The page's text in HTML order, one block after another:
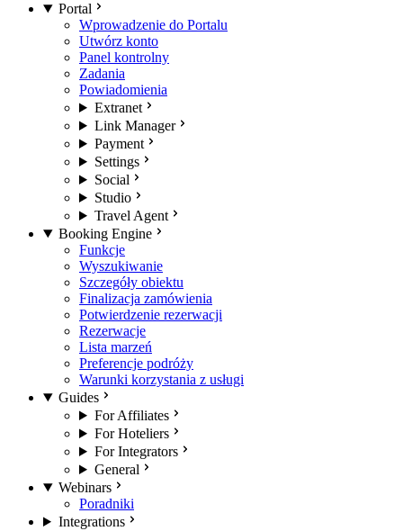
Portal
Wprowadzenie do Portalu
Utwórz konto
Panel kontrolny
Zadania
Powiadomienia
Extranet
Link Manager
Payment
Settings
Social
Studio
Travel Agent
Booking Engine
Funkcje
Wyszukiwanie
Szczegóły obiektu
Finalizacja zamówienia
Potwierdzenie rezerwacji
Rezerwacje
Lista marzeń
Preferencje podróży
Warunki korzystania z usługi
Guides
For Affiliates
For Hoteliers
For Integrators
General
Webinars
Poradniki
Integrations